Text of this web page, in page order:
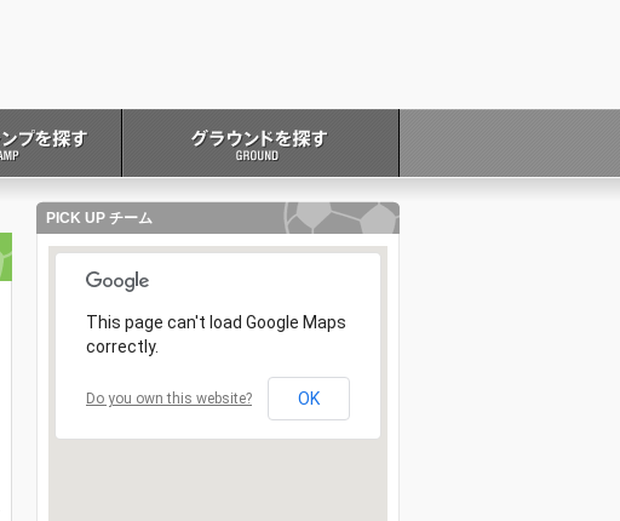
PICK UP チーム
This page can't load Google Maps
correctly.
Do you own this website? OK